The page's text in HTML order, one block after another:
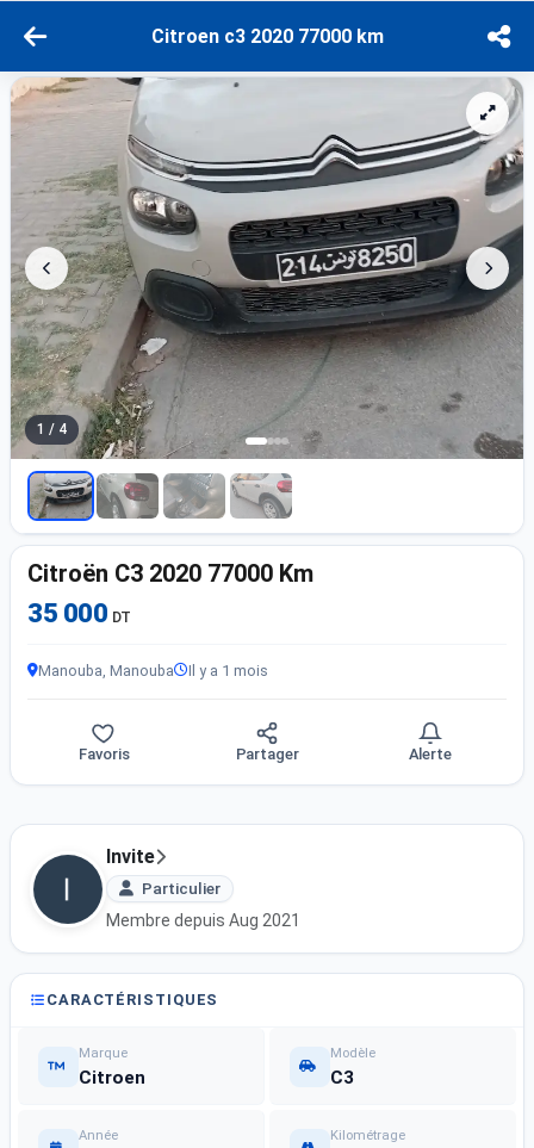
Citroen c3 2020 77000 km
1 / 4
Citroën C3 2020 77000 Km
35 000 DT
Manouba, Manouba Il y a 1 mois
Favoris Partager Alerte
Invite
Particulier
Membre depuis Aug 2021
CARACTÉRISTIQUES
Marque
Citroen
Modèle
C3
Année Kilométrage